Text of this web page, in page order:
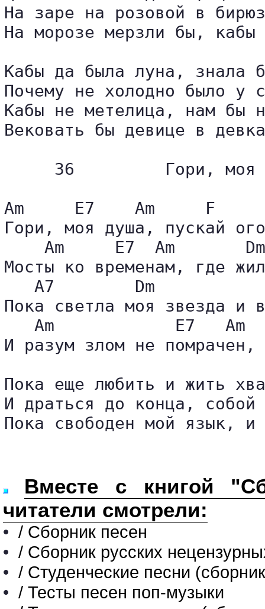
На заре на розовой в
На морозе мерзли бы, кабы
Кабы да была луна, знала
Почему не холодно было у
Кабы не метелица, нам бы
Вековать бы девице в
36         Гори, моя
Am     E7    Am     F
Гори, моя душа, пускай
Am     E7  Am
Мосты ко временам, где
A7        Dm
Пока светла моя звезда и
Am            E7   Am
И разум злом не
Пока еще любить и жить
И драться до конца,
Пока свободен мой язык, и
Вместе с книгой
читатели смотрели:
• / Сборник песен
• / Сборник русских
• / Студенческие песни
• / Тесты песен поп-музыки